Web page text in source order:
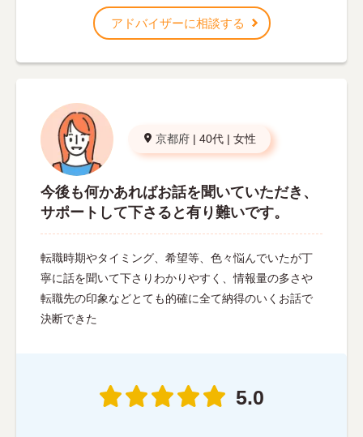
アドバイザーに相談する
京都府 | 40代 | 女性
今後も何かあればお話を聞いていただき、
サポートして下さると有り難いです。
転職時期やタイミング、希望等、色々悩んでいたが丁
寧に話を聞いて下さりわかりやすく、情報量の多さや
転職先の印象などとても的確に全て納得のいくお話で
決断できた
5.0